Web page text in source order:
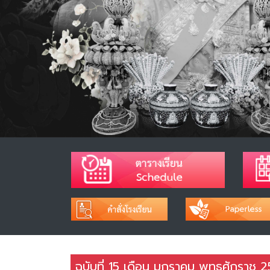
ฉบับที่ 15 เดือน มกราคม พุทธศักราช